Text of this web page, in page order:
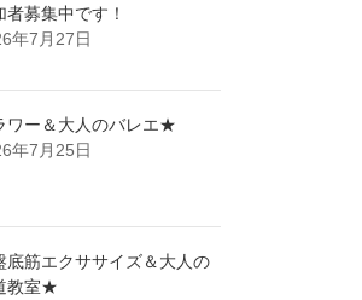
者募集中です！
年7月27日
ワー＆大人のバレエ★
年7月25日
底筋エクササイズ＆大人の
教室★